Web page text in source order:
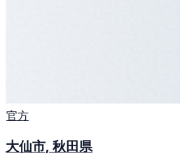
官方
大仙市, 秋田県